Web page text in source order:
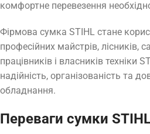
комфортне перевезення
Фірмова сумка STIHL стане
професійних майстрів, лісників,
працівників і власників техніки
надійність, організованість та
обладнання.
Переваги сумки